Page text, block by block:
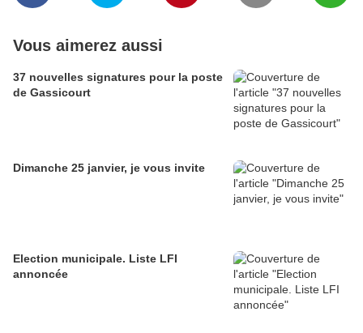
Vous aimerez aussi
37 nouvelles signatures pour la poste
de Gassicourt
Dimanche 25 janvier, je vous invite
Election municipale. Liste LFI
annoncée